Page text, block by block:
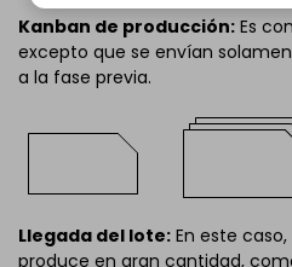
Kanban de producción: Es
excepto que se envían
a la fase previa.
Llegada del lote: En este
produce en gran cantidad,